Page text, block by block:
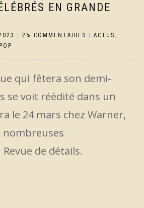
EN GRANDE
2% COMMENTAIRES ACTUS ,
qui fêtera son demi-
se voit réédité dans un
le 24 mars chez Warner,
nombreuses
de détails.